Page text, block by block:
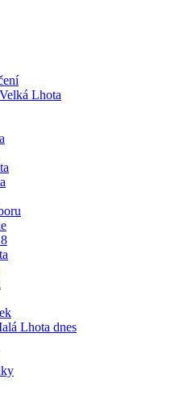
Lhota
Lhota dnes